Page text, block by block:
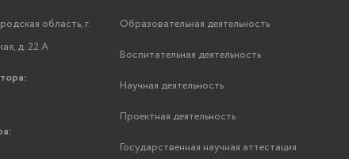
область, г.
д. 22 А
Образовательная деятельность
Воспитательная деятельность
Научная деятельность
Проектная деятельность
Государственная научная аттестация